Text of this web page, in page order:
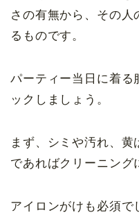
さの有無から、その人
るものです。
パーティー当日に着る
ックしましょう。
まず、シミや汚れ、
であればクリーニング
アイロンがけも必須で